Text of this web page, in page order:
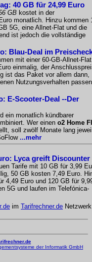
40 GB für 24,99 Euro
GB kostet in der
monatlich. Hinzu kommen
5G, eine Allnet-Flat und die
ist jedoch die vollständige
Blau-Deal im
mit einer 60-GB-Allnet-
einmalig, der
ist das Paket vor allem dann,
Nutzungsverhalten
E-Scooter-Deal --Der
ein monatlich kündbarer
Wer einen o2 Home
soll zwölf Monate lang
...mehr
Lyca greift Discounter
Tarife mit 10 GB für 3,99
50 GB kosten 7,49 Euro.
4,49 Euro und 120 GB für
5G und laufen im Telefónica-
im Tarifrechner.de Netzwerk
der Informatik GmbH